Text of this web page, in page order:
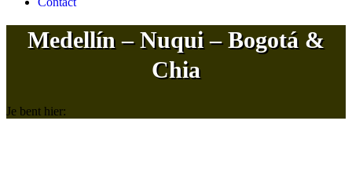
Medellín – Nuqui – Bogotá &
Chia
Je bent hier: